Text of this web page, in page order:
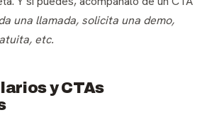
una llamada, solicita una demo,
etc.
y CTAs